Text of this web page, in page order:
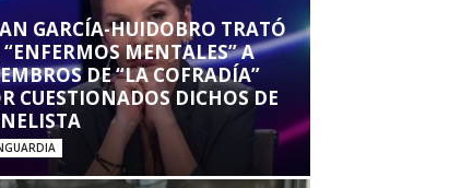
GARCÍA-HUIDOBRO TRATÓ
“ENFERMOS MENTALES” A
DE “LA COFRADÍA”
CUESTIONADOS DICHOS DE